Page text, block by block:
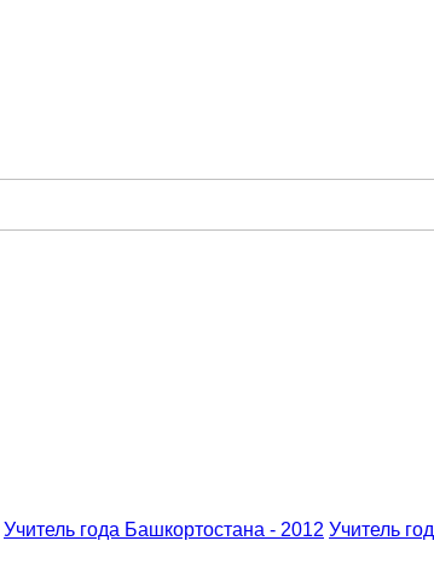
Учитель года Башкортостана - 2012 Учитель